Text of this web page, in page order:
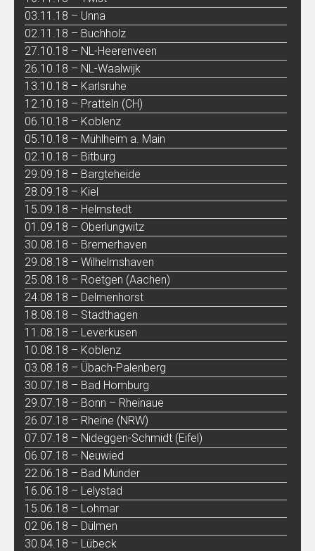
03.11.18 – Unna
02.11.18 – Buchholz
27.10.18 – NL-Heerenveen
26.10.18 – NL-Waalwijk
13.10.18 – Karlsruhe
12.10.18 – Pratteln (CH)
06.10.18 – Koblenz
05.10.18 – Mühlheim a. Main
02.10.18 – Bitburg
29.09.18 – Bargteheide
28.09.18 – Kiel
15.09.18 – Helmstedt
01.09.18 – Oberlungwitz
30.08.18 – Bremerhaven
29.08.18 – Wilhelmshaven
25.08.18 – Roetgen (Aachen)
24.08.18 – Delmenhorst
18.08.18 – Stadthagen
11.08.18 – Leverkusen
10.08.18 – Koblenz
03.08.18 – Übach-Palenberg
30.07.18 – Bad Homburg
29.07.18 – Bonn – Rheinaue
26.07.18 – Rheine (NRW)
07.07.18 – Nideggen-Schmidt (Eifel)
06.07.18 – Neuwied
22.06.18 – Bad Münder
16.06.18 – Lelystad
15.06.18 – Lohmar
02.06.18 – Dülmen
30.04.18 – Lübeck